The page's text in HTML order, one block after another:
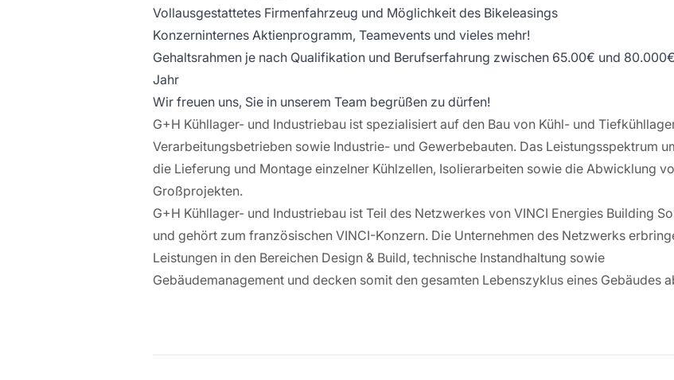
Vollausgestattetes Firmenfahrzeug und Möglichkeit des Bikeleasings
Konzerninternes Aktienprogramm, Teamevents und vieles mehr!
Gehaltsrahmen je nach Qualifikation und Berufserfahrung zwischen 65.00€ und
Jahr
Wir freuen uns, Sie in unserem Team begrüßen zu dürfen!
G+H Kühllager- und Industriebau ist spezialisiert auf den Bau von Kühl- und
Verarbeitungsbetrieben sowie Industrie- und Gewerbebauten. Das Leistungsspektrum
die Lieferung und Montage einzelner Kühlzellen, Isolierarbeiten sowie die Abwicklung
Großprojekten.
G+H Kühllager- und Industriebau ist Teil des Netzwerkes von VINCI Energies Building
und gehört zum französischen VINCI-Konzern. Die Unternehmen des Netzwerks
Leistungen in den Bereichen Design & Build, technische Instandhaltung sowie
Gebäudemanagement und decken somit den gesamten Lebenszyklus eines Gebäudes